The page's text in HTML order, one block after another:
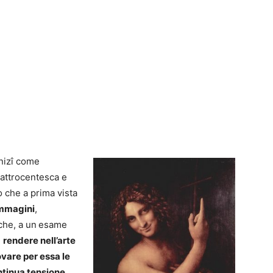
come
e
che a prima vista
,
a un esame
rendere nell’arte
per essa le